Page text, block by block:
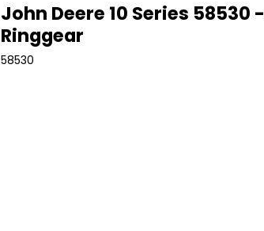
John Deere 10 Series 58530 -
Ringgear
58530